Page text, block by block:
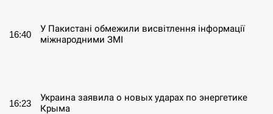
16:40
У Пакистані обмежили висвітлення інформації
міжнародними ЗМІ
16:23
Украина заявила о новых ударах по энергетике
Крыма